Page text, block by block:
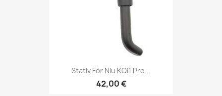
Stativ För Niu KQi1 Pro...
42,00 €